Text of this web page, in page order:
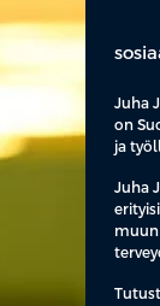
Juha
on
ja
Juha
muun